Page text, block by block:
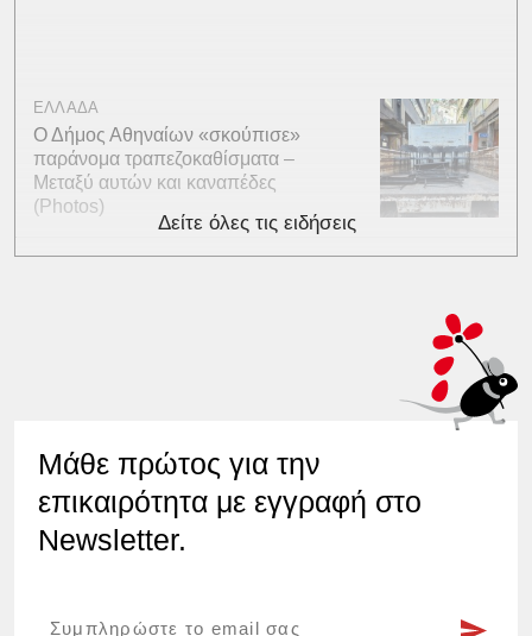
ΕΛΛΑΔΑ
Ο Δήμος Αθηναίων «σκούπισε»
παράνομα τραπεζοκαθίσματα –
Μεταξύ αυτών και καναπέδες
(Photos)
Δείτε όλες τις ειδήσεις
Μάθε πρώτος για την
επικαιρότητα με εγγραφή στο
Newsletter.